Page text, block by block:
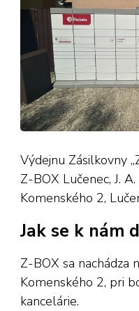
Výdejnu Zásilkovny
Z-BOX Lučenec, J.
Komenského 2,
Jak se k nám
Z-BOX sa nachádza
Komenského 2, pri
kancelárie.